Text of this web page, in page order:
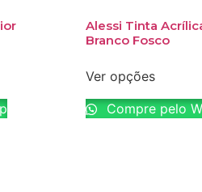
Alessi Tinta
Branco Fosco
Ver opções
Compre pelo